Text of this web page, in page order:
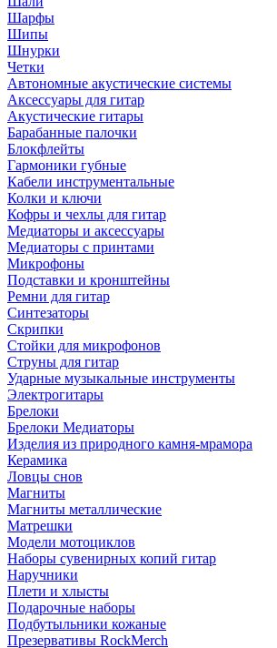
Шарфы
Шипы
Шнурки
Четки
Автономные акустические системы
Аксессуары для гитар
Акустические гитары
Барабанные палочки
Блокфлейты
Гармоники губные
Кабели инструментальные
Колки и ключи
Кофры и чехлы для гитар
Медиаторы и аксессуары
Медиаторы с принтами
Микрофоны
Подставки и кронштейны
Ремни для гитар
Синтезаторы
Скрипки
Стойки для микрофонов
Струны для гитар
Ударные музыкальные инструменты
Электрогитары
Брелоки
Брелоки Медиаторы
Изделия из природного камня-мрамора
Керамика
Ловцы снов
Магниты
Магниты металлические
Матрешки
Модели мотоциклов
Наборы сувенирных копий гитар
Наручники
Плети и хлысты
Подарочные наборы
Подбутыльники кожаные
Презервативы RockMerch